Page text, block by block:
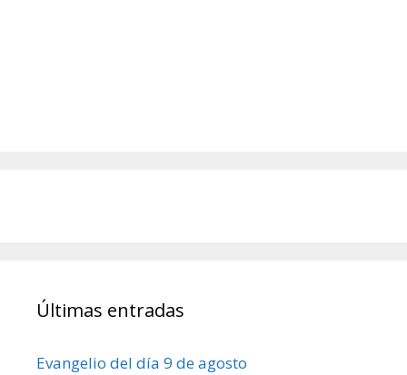
Últimas entradas
Evangelio del día 9 de agosto